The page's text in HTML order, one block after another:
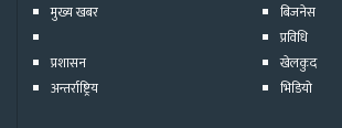
मुख्य खबर
प्रशासन
अन्तर्राष्ट्रिय
बिजनेस
प्रविधि
खेलकुद
भिडियो